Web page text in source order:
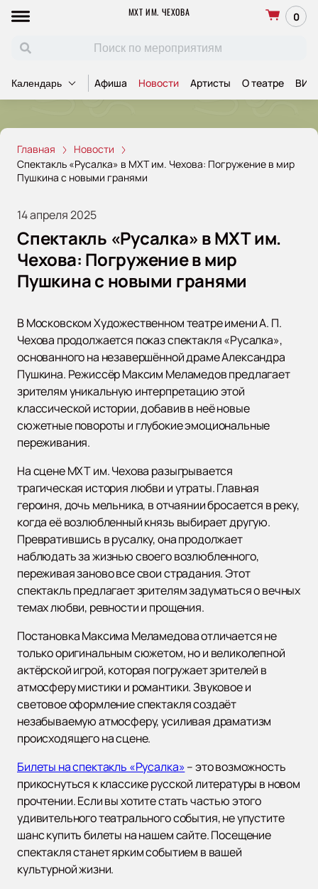
МХТ ИМ. ЧЕХОВА 0
Календарь Афиша Новости Артисты О театре ВИП
Главная
Новости
Спектакль «Русалка» в МХТ им. Чехова: Погружение в мир
Пушкина с новыми гранями
14 апреля 2025
Спектакль «Русалка» в МХТ им.
Чехова: Погружение в мир
Пушкина с новыми гранями
В Московском Художественном театре имени А. П.
Чехова продолжается показ спектакля «Русалка»,
основанного на незавершённой драме Александра
Пушкина. Режиссёр Максим Меламедов предлагает
зрителям уникальную интерпретацию этой
классической истории, добавив в неё новые
сюжетные повороты и глубокие эмоциональные
переживания.
На сцене МХТ им. Чехова разыгрывается
трагическая история любви и утраты. Главная
героиня, дочь мельника, в отчаянии бросается в реку,
когда её возлюбленный князь выбирает другую.
Превратившись в русалку, она продолжает
наблюдать за жизнью своего возлюбленного,
переживая заново все свои страдания. Этот
спектакль предлагает зрителям задуматься о вечных
темах любви, ревности и прощения.
Постановка Максима Меламедова отличается не
только оригинальным сюжетом, но и великолепной
актёрской игрой, которая погружает зрителей в
атмосферу мистики и романтики. Звуковое и
световое оформление спектакля создаёт
незабываемую атмосферу, усиливая драматизм
происходящего на сцене.
Билеты на спектакль «Русалка»– это возможность
прикоснуться к классике русской литературы в новом
прочтении. Если вы хотите стать частью этого
удивительного театрального события, не упустите
шанс купить билеты на нашем сайте. Посещение
спектакля станет ярким событием в вашей
культурной жизни.